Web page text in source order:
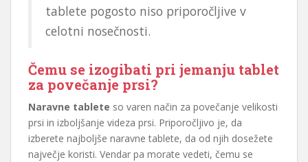
tablete pogosto niso priporočljive v
celotni nosečnosti.
Čemu se izogibati pri jemanju tablet
za povečanje prsi?
Naravne tablete so varen način za povečanje velikosti
prsi in izboljšanje videza prsi. Priporočljivo je, da
izberete najboljše naravne tablete, da od njih dosežete
največje koristi. Vendar pa morate vedeti, čemu se